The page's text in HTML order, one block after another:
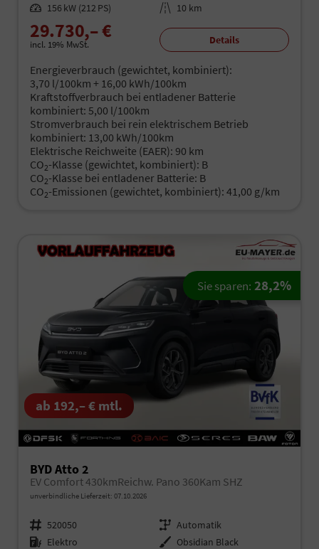
Leistung 156 kW (212 PS) Kilometerstand 10 km
29.730,– €
incl. 19% MwSt. Details
Energieverbrauch (gewichtet, kombiniert):
3,70 l/100km + 16,00 kWh/100km
Kraftstoffverbrauch bei entladener Batterie
kombiniert: 5,00 l/100km
Stromverbrauch bei rein elektrischem Betrieb
kombiniert: 13,00 kWh/100km
Elektrische Reichweite (EAER): 90 km
CO2-Klasse (gewichtet, kombiniert): B
CO2-Klasse bei entladener Batterie: B
CO2-Emissionen (gewichtet, kombiniert): 41,00 g/km
ab 192,– € mtl.
BYD Atto 2
EV Comfort 430kmReichw. Pano 360Kam SHZ
unverbindliche Lieferzeit: 07.10.2026
Fahrzeugnr. 520050 Getriebe Automatik
Kraftstoff Elektro Außenfarbe Obsidian Black
Sie sparen: 28,2%